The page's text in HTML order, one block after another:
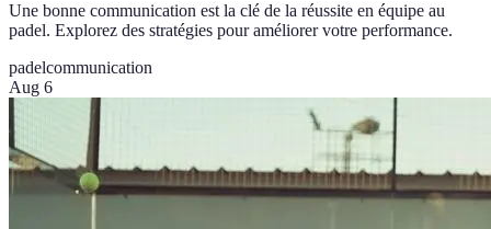
Une bonne communication est la clé de la réussite en équipe au
padel. Explorez des stratégies pour améliorer votre performance.
padelcommunication
Aug 6